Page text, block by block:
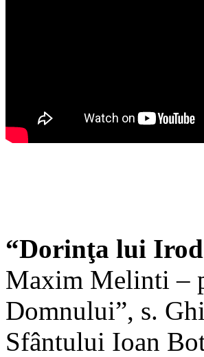
“Dorinţa lui
Maxim Melinti –
Domnului”, s.
Sfântului Ioan